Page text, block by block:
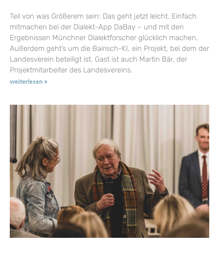
Teil von was Größerem sein: Das geht jetzt leicht. Einfach
mitmachen bei der Dialekt-App DaBay – und mit den
Ergebnissen Münchner Dialektforscher glücklich machen.
Außerdem geht’s um die Bairisch-KI, ein Projekt, bei dem der
Landesverein beteiligt ist. Gast ist auch Martin Bär, der
Projektmitarbeiter des Landesvereins.
weiterlesen »